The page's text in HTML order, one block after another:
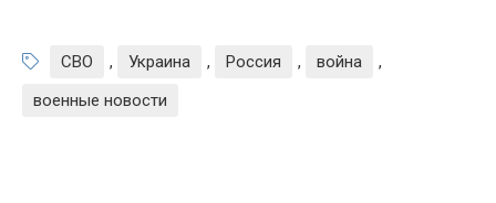
СВО , Украина , Россия , война
,
военные новости